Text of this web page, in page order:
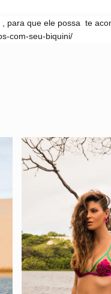
para que ele possa te
com-seu-biquini/